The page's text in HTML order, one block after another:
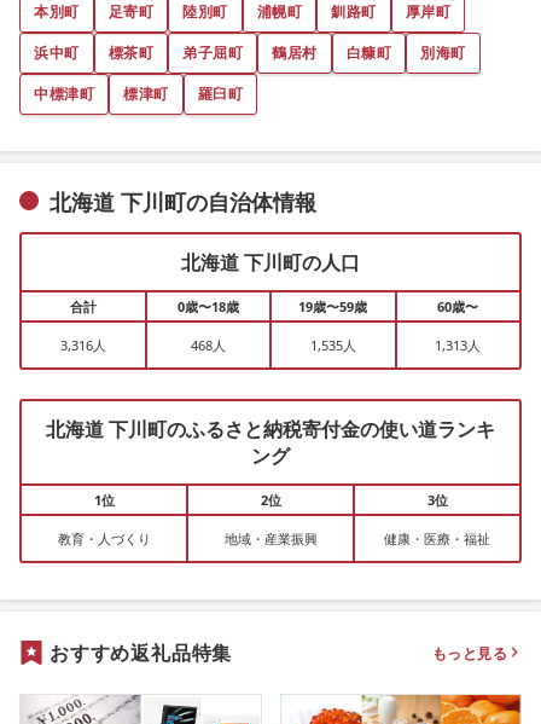
本別町
足寄町 陸別町 浦幌町 釧路町
厚岸町
浜中町
標茶町 弟子屈町 鶴居村 白糠町
別海町
中標津町
標津町 羅臼町
北海道 下川町の自治体情報
北海道 下川町の人口
合計
3,316人
0歳〜18歳
468人
19歳〜59歳
1,535人
60歳〜
1,313人
北海道 下川町のふるさと納税寄付金の使い道ランキ
ング
1位
教育・人づくり
2位
地域・産業振興
3位
健康・医療・福祉
おすすめ返礼品特集 もっと見る